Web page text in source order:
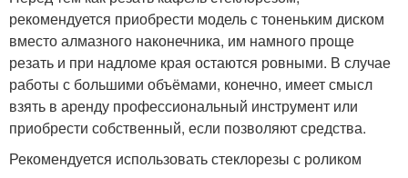
рекомендуется приобрести модель с тоненьким диском
вместо алмазного наконечника, им намного проще
резать и при надломе края остаются ровными. В случае
работы с большими объёмами, конечно, имеет смысл
взять в аренду профессиональный инструмент или
приобрести собственный, если позволяют средства.
Рекомендуется использовать стеклорезы с роликом